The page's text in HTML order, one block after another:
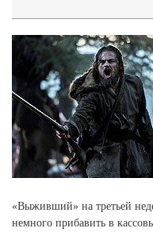
«Выживший» на третьей
немного прибавить в